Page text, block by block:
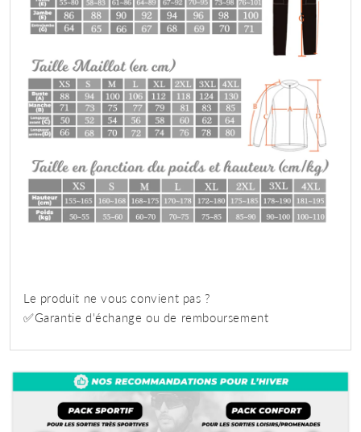
Le produit ne vous convient pas ?
✅Garantie d'échange ou de remboursement